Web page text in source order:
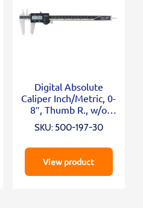
Digital Absolute
Caliper Inch/Metric, 0-
8″, Thumb R., w/o
SKU: 500-197-30
View product